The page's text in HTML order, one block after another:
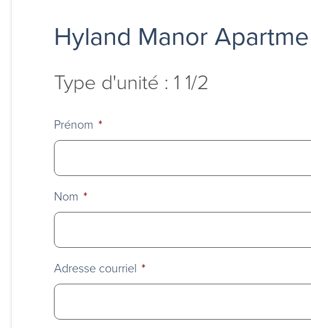
Hyland Manor
Type d'unité : 1 1/2
Prénom *
Nom *
Adresse courriel *